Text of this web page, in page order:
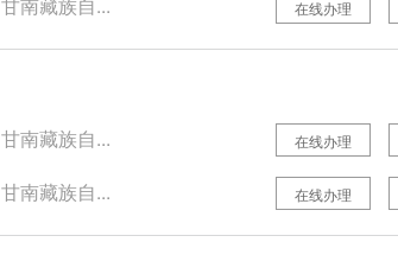
在线办理
甘南藏族自... 在线办理
甘南藏族自... 在线办理